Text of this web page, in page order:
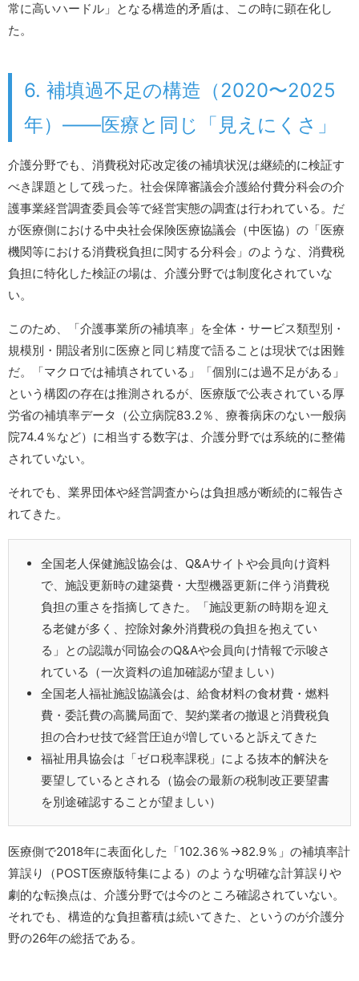
常に高いハードル」となる構造的矛盾は、この時に顕在化し
た。
6. 補填過不足の構造（2020〜2025
年）――医療と同じ「見えにくさ」
介護分野でも、消費税対応改定後の補填状況は継続的に検証す
べき課題として残った。社会保障審議会介護給付費分科会の介
護事業経営調査委員会等で経営実態の調査は行われている。だ
が医療側における中央社会保険医療協議会（中医協）の「医療
機関等における消費税負担に関する分科会」のような、消費税
負担に特化した検証の場は、介護分野では制度化されていな
い。
このため、「介護事業所の補填率」を全体・サービス類型別・
規模別・開設者別に医療と同じ精度で語ることは現状では困難
だ。「マクロでは補填されている」「個別には過不足がある」
という構図の存在は推測されるが、医療版で公表されている厚
労省の補填率データ（公立病院83.2％、療養病床のない一般病
院74.4％など）に相当する数字は、介護分野では系統的に整備
されていない。
それでも、業界団体や経営調査からは負担感が断続的に報告さ
れてきた。
全国老人保健施設協会は、Q&Aサイトや会員向け資料
で、施設更新時の建築費・大型機器更新に伴う消費税
負担の重さを指摘してきた。「施設更新の時期を迎え
る老健が多く、控除対象外消費税の負担を抱えてい
る」との認識が同協会のQ&Aや会員向け情報で示唆さ
れている（一次資料の追加確認が望ましい）
全国老人福祉施設協議会は、給食材料の食材費・燃料
費・委託費の高騰局面で、契約業者の撤退と消費税負
担の合わせ技で経営圧迫が増していると訴えてきた
福祉用具協会は「ゼロ税率課税」による抜本的解決を
要望しているとされる（協会の最新の税制改正要望書
を別途確認することが望ましい）
医療側で2018年に表面化した「102.36％→82.9％」の補填率計
算誤り（POST医療版特集による）のような明確な計算誤りや
劇的な転換点は、介護分野では今のところ確認されていない。
それでも、構造的な負担蓄積は続いてきた、というのが介護分
野の26年の総括である。